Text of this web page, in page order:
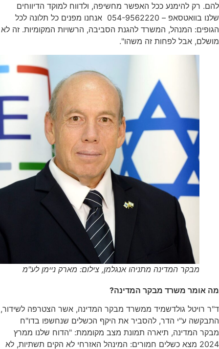
להימנע ככל האפשר מחשיפה, ולדווח למוקד הדיווחים
שלנו בוואטסאפ – 054-9562220 אנחנו מפנים כל תלונה לכל
המנהל, המשרד להגנת הסביבה, הרשויות המקומיות. זה לא
אבל לפחות זה משהו".
מבקר המדינה מתניהו אנגלמן, צילום: מארק ניימן לע"מ
משרד מבקר המדינה?
גולדשמיד ממשרד מבקר המדינה, אשר הצטרפה לשידור,
ע"י הדר, להסביר את היקף הכשלים שנחשפו בדו"ח
תיארה תמונת מצב מקוממת: "הדוח שלנו ממרץ
2024 מצא כשלים חמורים: המינהל האזרחי לא הקים תשתיות, לא